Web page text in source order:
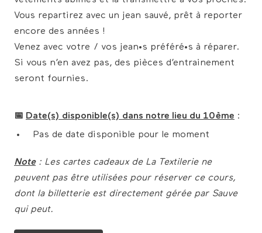
Vous repartirez avec un jean sauvé, prêt à reporter
encore des années !
Venez avec votre / vos jean•s préféré•s à réparer.
Si vous n’en avez pas, des pièces d’entrainement
seront fournies.
📅 Date(s) disponible(s) dans notre lieu du 10ème :
Pas de date disponible pour le moment
Note: Les cartes cadeaux de La Textilerie ne
peuvent pas être utilisées pour réserver ce cours,
dont la billetterie est directement gérée par Sauve
qui peut.